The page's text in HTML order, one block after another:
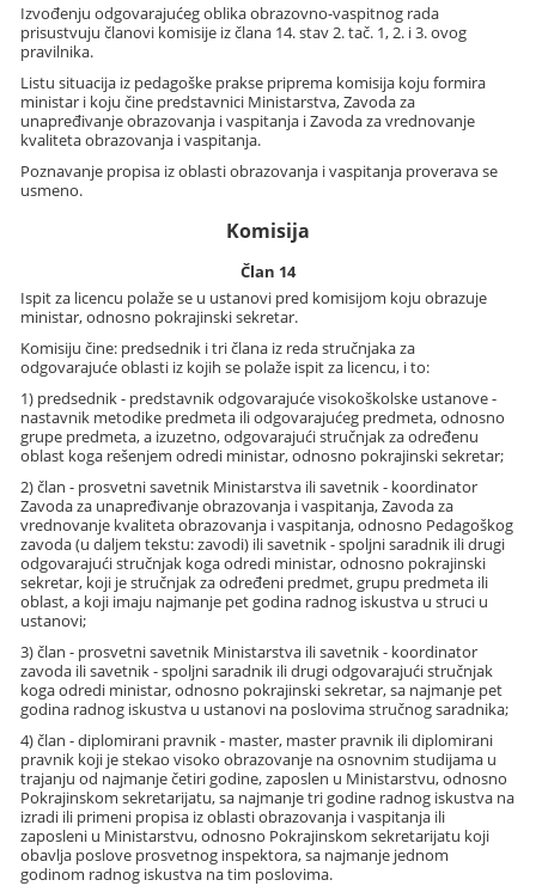
Izvođenju odgovarajućeg oblika obrazovno-vaspitnog rada
prisustvuju članovi komisije iz člana 14. stav 2. tač. 1, 2. i 3. ovog
pravilnika.
Listu situacija iz pedagoške prakse priprema komisija koju formira
ministar i koju čine predstavnici Ministarstva, Zavoda za
unapređivanje obrazovanja i vaspitanja i Zavoda za vrednovanje
kvaliteta obrazovanja i vaspitanja.
Poznavanje propisa iz oblasti obrazovanja i vaspitanja proverava se
usmeno.
Komisija
Član 14
Ispit za licencu polaže se u ustanovi pred komisijom koju obrazuje
ministar, odnosno pokrajinski sekretar.
Komisiju čine: predsednik i tri člana iz reda stručnjaka za
odgovarajuće oblasti iz kojih se polaže ispit za licencu, i to:
1) predsednik - predstavnik odgovarajuće visokoškolske ustanove -
nastavnik metodike predmeta ili odgovarajućeg predmeta, odnosno
grupe predmeta, a izuzetno, odgovarajući stručnjak za određenu
oblast koga rešenjem odredi ministar, odnosno pokrajinski sekretar;
2) član - prosvetni savetnik Ministarstva ili savetnik - koordinator
Zavoda za unapređivanje obrazovanja i vaspitanja, Zavoda za
vrednovanje kvaliteta obrazovanja i vaspitanja, odnosno Pedagoškog
zavoda (u daljem tekstu: zavodi) ili savetnik - spoljni saradnik ili drugi
odgovarajući stručnjak koga odredi ministar, odnosno pokrajinski
sekretar, koji je stručnjak za određeni predmet, grupu predmeta ili
oblast, a koji imaju najmanje pet godina radnog iskustva u struci u
ustanovi;
3) član - prosvetni savetnik Ministarstva ili savetnik - koordinator
zavoda ili savetnik - spoljni saradnik ili drugi odgovarajući stručnjak
koga odredi ministar, odnosno pokrajinski sekretar, sa najmanje pet
godina radnog iskustva u ustanovi na poslovima stručnog saradnika;
4) član - diplomirani pravnik - master, master pravnik ili diplomirani
pravnik koji je stekao visoko obrazovanje na osnovnim studijama u
trajanju od najmanje četiri godine, zaposlen u Ministarstvu, odnosno
Pokrajinskom sekretarijatu, sa najmanje tri godine radnog iskustva na
izradi ili primeni propisa iz oblasti obrazovanja i vaspitanja ili
zaposleni u Ministarstvu, odnosno Pokrajinskom sekretarijatu koji
obavlja poslove prosvetnog inspektora, sa najmanje jednom
godinom radnog iskustva na tim poslovima.